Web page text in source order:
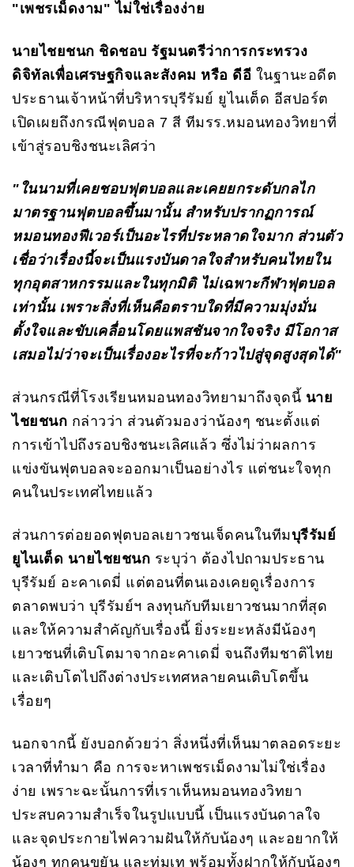
"เพชรเม็ดงาม" ไม่ใช่เรื่องง่าย
นายไชยชนก ชิดชอบ รัฐมนตรีว่าการกระทรวง
ดิจิทัลเพื่อเศรษฐกิจและสังคม หรือ ดีอี ในฐานะอดีต
ประธานเจ้าหน้าที่บริหารบุรีรัมย์ ยูไนเต็ด อีสปอร์ต
เปิดเผยถึงกรณีฟุตบอล 7 สี ทีมรร.หมอนทองวิทยาที่
เข้าสู่รอบชิงชนะเลิศว่า
"ในนามที่เคยชอบฟุตบอลและเคยยกระดับกลไก
มาตรฐานฟุตบอลขึ้นมานั้น สำหรับปรากฏการณ์
หมอนทองฟีเวอร์เป็นอะไรที่ประหลาดใจมาก ส่วนตัว
เชื่อว่าเรื่องนี้จะเป็นแรงบันดาลใจสำหรับคนไทยใน
ทุกอุตสาหกรรมและในทุกมิติ ไม่เฉพาะกีฬาฟุตบอล
เท่านั้น เพราะสิ่งที่เห็นคือตราบใดที่มีความมุ่งมั่น
ตั้งใจและขับเคลื่อนโดยแพสชันจากใจจริง มีโอกาส
เสมอไม่ว่าจะเป็นเรื่องอะไรที่จะก้าวไปสู่จุดสูงสุดได้"
ส่วนกรณีที่โรงเรียนหมอนทองวิทยามาถึงจุดนี้ นาย
ไชยชนก กล่าวว่า ส่วนตัวมองว่าน้องๆ ชนะตั้งแต่
การเข้าไปถึงรอบชิงชนะเลิศแล้ว ซึ่งไม่ว่าผลการ
แข่งขันฟุตบอลจะออกมาเป็นอย่างไร แต่ชนะใจทุก
คนในประเทศไทยแล้ว
ส่วนการต่อยอดฟุตบอลเยาวชนเจ็ดคนในทีมบุรีรัมย์
ยูไนเต็ด นายไชยชนก ระบุว่า ต้องไปถามประธาน
บุรีรัมย์ อะคาเดมี่ แต่ตอนที่ตนเองเคยดูเรื่องการ
ตลาดพบว่า บุรีรัมย์ฯ ลงทุนกับทีมเยาวชนมากที่สุด
และให้ความสำคัญกับเรื่องนี้ ยิ่งระยะหลังมีน้องๆ
เยาวชนที่เติบโตมาจากอะคาเดมี่ จนถึงทีมชาติไทย
และเติบโตไปถึงต่างประเทศหลายคนเติบโตขึ้น
เรื่อยๆ
นอกจากนี้ ยังบอกด้วยว่า สิ่งหนึ่งที่เห็นมาตลอดระยะ
เวลาที่ทำมา คือ การจะหาเพชรเม็ดงามไม่ใช่เรื่อง
ง่าย เพราะฉะนั้นการที่เราเห็นหมอนทองวิทยา
ประสบความสำเร็จในรูปแบบนี้ เป็นแรงบันดาลใจ
และจุดประกายไฟความฝันให้กับน้องๆ และอยากให้
น้องๆ ทุกคนขยัน และทุ่มเท พร้อมทั้งฝากให้กับน้องๆ